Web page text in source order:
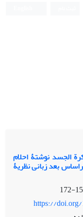
الجسد نوشتۀ احلام
بعد زبانی نظریۀ
https://